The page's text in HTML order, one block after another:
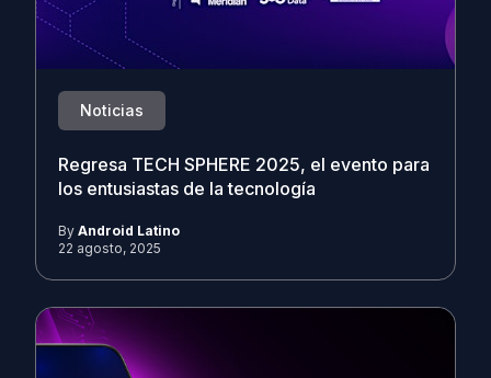
Noticias
Regresa TECH SPHERE 2025, el evento para
los entusiastas de la tecnología
By Android Latino
22 agosto, 2025